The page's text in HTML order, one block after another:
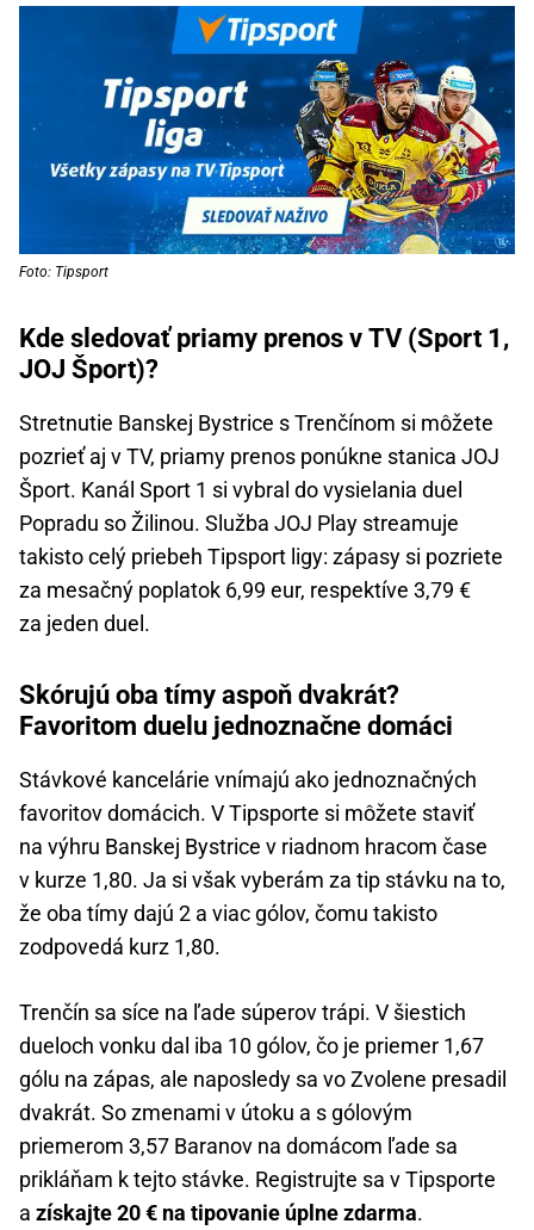
Foto: Tipsport
Kde sledovať priamy prenos v TV (Sport 1,
JOJ Šport)?
Stretnutie Banskej Bystrice s Trenčínom si môžete
pozrieť aj v TV, priamy prenos ponúkne stanica JOJ
Šport. Kanál Sport 1 si vybral do vysielania duel
Popradu so Žilinou. Služba JOJ Play streamuje
takisto celý priebeh Tipsport ligy: zápasy si pozriete
za mesačný poplatok 6,99 eur, respektíve 3,79 €
za jeden duel.
Skórujú oba tímy aspoň dvakrát?
Favoritom duelu jednoznačne domáci
Stávkové kancelárie vnímajú ako jednoznačných
favoritov domácich. V Tipsporte si môžete staviť
na výhru Banskej Bystrice v riadnom hracom čase
v kurze 1,80. Ja si však vyberám za tip stávku na to,
že oba tímy dajú 2 a viac gólov, čomu takisto
zodpovedá kurz 1,80.
Trenčín sa síce na ľade súperov trápi. V šiestich
dueloch vonku dal iba 10 gólov, čo je priemer 1,67
gólu na zápas, ale naposledy sa vo Zvolene presadil
dvakrát. So zmenami v útoku a s gólovým
priemerom 3,57 Baranov na domácom ľade sa
prikláňam k tejto stávke. Registrujte sa v Tipsporte
a získajte 20 € na tipovanie úplne zdarma.